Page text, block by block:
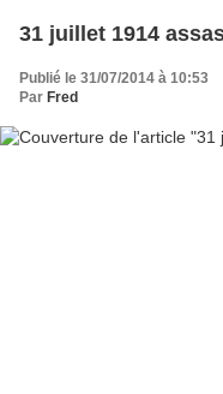
31 juillet 1914
Publié le 31/07/2014 à 10:53
Par Fred